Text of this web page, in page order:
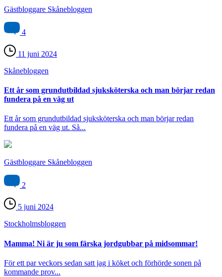
Gästbloggare Skånebloggen
4
11 juni 2024
Skåne­bloggen
Ett år som grundutbildad sjuksköterska och man börjar redan
fundera på en väg ut
Ett år som grundutbildad sjuksköterska och man börjar redan
fundera på en väg ut. Så...
Gästbloggare Skånebloggen
2
5 juni 2024
Stockholms­bloggen
Mamma! Ni är ju som färska jordgubbar på midsommar!
För ett par veckors sedan satt jag i köket och förhörde sonen på
kommande prov...